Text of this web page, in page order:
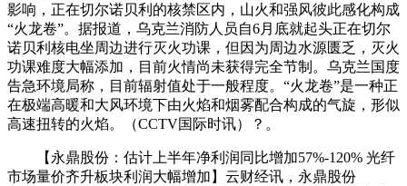
影响，正在切尔诺贝利的核禁区内，山火和强风彼此感化构成
“火龙卷”。据报道，乌克兰消防人员自6月底就起头正在切尔
诺贝利核电坐周边进行灭火功课，但因为周边水源匮乏，灭火
功课难度大幅添加，目前火情尚未获得完全节制。乌克兰国度
告急环境局称，目前辐射值处于一般程度。“火龙卷”是一种正
在极端高暖和大风环境下由火焰和烟雾配合构成的气旋，形似
高速扭转的火焰。（CCTV国际时讯）？。
【永鼎股份：估计上半年净利润同比增加57%-120% 光纤
市场量价齐升板块利润大幅增加】云财经讯，永鼎股份